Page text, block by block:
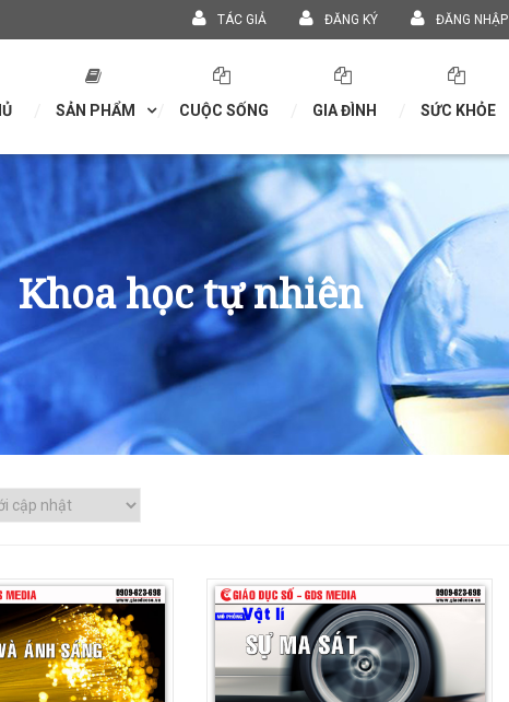
TÁC GIẢ ĐĂNG KÝ ĐĂNG NHẬP
SẢN PHẨM CUỘC SỐNG GIA ĐÌNH SỨC KHỎE
Khoa học tự nhiên